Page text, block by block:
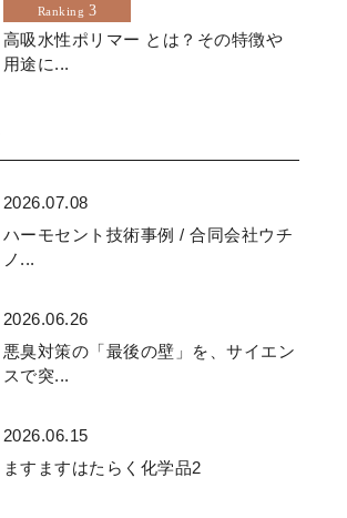
Ranking 3
高吸水性ポリマー とは？その特徴や
用途に...
2026.07.08
ハーモセント技術事例 / 合同会社ウチ
ノ...
2026.06.26
悪臭対策の「最後の壁」を、サイエン
スで突...
2026.06.15
ますますはたらく化学品2